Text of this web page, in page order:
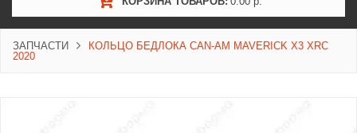
ЗАПЧАСТИ
КОЛЬЦО БЕДЛОКА CAN-AM MAVERICK X3 XRC
2020